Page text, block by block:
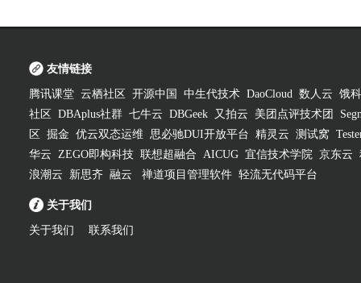
友情链接
腾讯课堂 云栖社区 开源中国 中生代技术 DaoCloud 数人云 饿
社区
DBAplus社群 七牛云 DBGeek 又拍云 美团点评技术团
区
掘金 优云双态运维 思必驰DUI开放平台 精灵云 测试窝
华云 ZEGO即构科技 联想超融合 AICUG 宜信技术学院 京东云
浪潮云
新思齐 融云 禅道项目管理软件 轻流无代码平台
关于我们
关于我们 联系我们